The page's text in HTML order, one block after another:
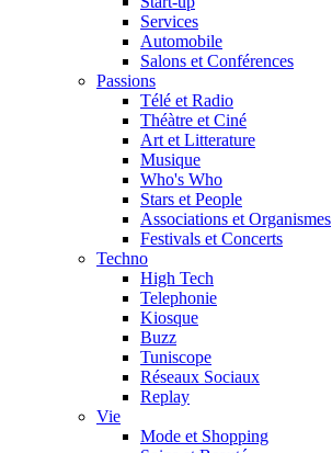
Services
Automobile
Salons et Conférences
Passions
Télé et Radio
Théàtre et Ciné
Art et Litterature
Musique
Who's Who
Stars et People
Associations et Organismes
Festivals et Concerts
Techno
High Tech
Telephonie
Kiosque
Buzz
Tuniscope
Réseaux Sociaux
Replay
Vie
Mode et Shopping